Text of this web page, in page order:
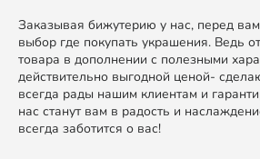
Заказывая бижутерию у нас, перед
выбор где покупать украшения. Ведь
товара в дополнении с полезными
действительно выгодной ценой-
всегда рады нашим клиентам и
нас станут вам в радость и
всегда заботится о вас!